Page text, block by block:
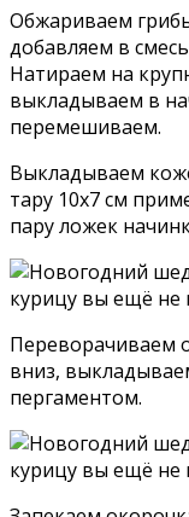
Обжариваем
добавляем в
Натираем на
выкладываем в
перемешиваем.
Выкладываем
тару 10х7 см
пару ложек
Переворачиваем
вниз,
пергаментом.